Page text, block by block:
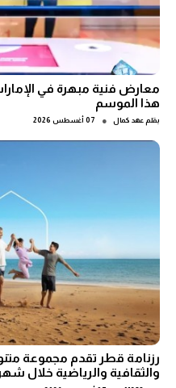
معارض فنية مبهرة في
هذا الموسم
بقلم عهد كمال ● 07 أغسطس 2026
رزنامة قطر تقدم مجموعة
والثقافية والرياضية